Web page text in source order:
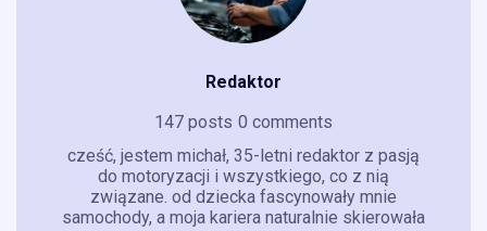
Redaktor
147 posts 0 comments
cześć, jestem michał, 35-letni redaktor z pasją
do motoryzacji i wszystkiego, co z nią
związane. od dziecka fascynowały mnie
samochody, a moja kariera naturalnie skierowała